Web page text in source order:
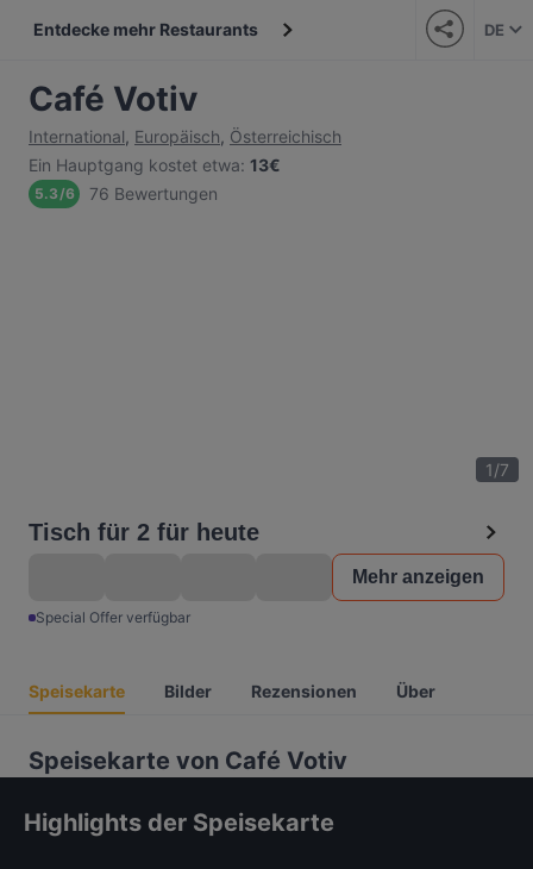
Entdecke mehr Restaurants DE
Café Votiv
International, Europäisch, Österreichisch
Ein Hauptgang kostet etwa: 13€
5.3/6 76 Bewertungen
1/7
Tisch für 2 für heute
Mehr anzeigen
Special Offer verfügbar
Speisekarte Bilder Rezensionen Über
Speisekarte von Café Votiv
Highlights der Speisekarte